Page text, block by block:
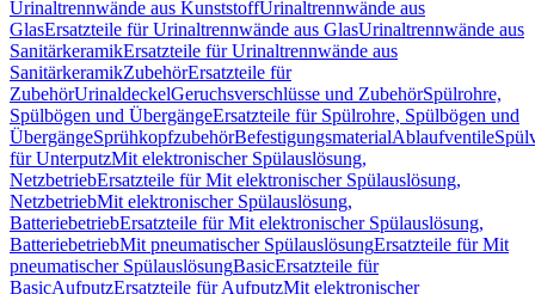
Urinaltrennwände aus KunststoffUrinaltrennwände aus
GlasErsatzteile für Urinaltrennwände aus GlasUrinaltrennwände aus
SanitärkeramikErsatzteile für Urinaltrennwände aus
SanitärkeramikZubehörErsatzteile für
ZubehörUrinaldeckelGeruchsverschlüsse und ZubehörSpülrohre,
Spülbögen und ÜbergängeErsatzteile für Spülrohre, Spülbögen und
ÜbergängeSprühkopfzubehörBefestigungsmaterialAblaufventile
für UnterputzMit elektronischer Spülauslösung,
NetzbetriebErsatzteile für Mit elektronischer Spülauslösung,
NetzbetriebMit elektronischer Spülauslösung,
BatteriebetriebErsatzteile für Mit elektronischer Spülauslösung,
BatteriebetriebMit pneumatischer SpülauslösungErsatzteile für Mit
pneumatischer SpülauslösungBasicErsatzteile für
BasicAufputzErsatzteile für AufputzMit elektronischer